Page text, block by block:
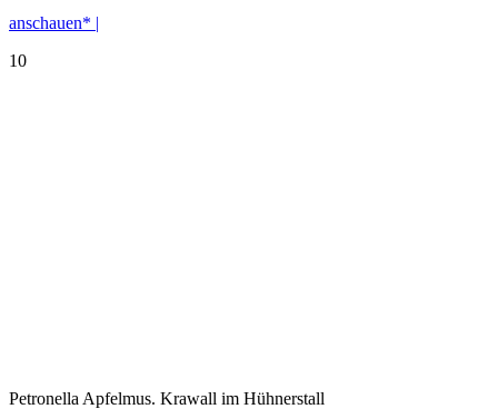
anschauen* |
10
Petronella Apfelmus. Krawall im Hühnerstall